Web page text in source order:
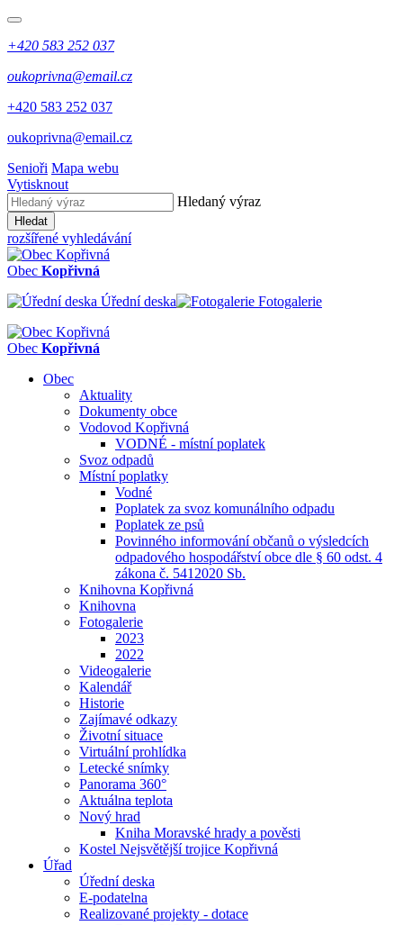
+420 583 252 037
oukoprivna@email.cz
+420 583 252 037
oukoprivna@email.cz
Senioři Mapa webu
Vytisknout
Hledaný výraz
Hledat
rozšířené vyhledávání
Obec Kopřivná
Úřední deska
Fotogalerie
Obec Kopřivná
Obec
Aktuality
Dokumenty obce
Vodovod Kopřivná
VODNÉ - místní poplatek
Svoz odpadů
Místní poplatky
Vodné
Poplatek za svoz komunálního odpadu
Poplatek ze psů
Povinného informování občanů o výsledcích
odpadového hospodářství obce dle § 60 odst. 4
zákona č. 5412020 Sb.
Knihovna Kopřivná
Knihovna
Fotogalerie
2023
2022
Videogalerie
Kalendář
Historie
Zajímavé odkazy
Životní situace
Virtuální prohlídka
Letecké snímky
Panorama 360°
Aktuálna teplota
Nový hrad
Kniha Moravské hrady a pověsti
Kostel Nejsvětější trojice Kopřivná
Úřad
Úřední deska
E-podatelna
Realizované projekty - dotace